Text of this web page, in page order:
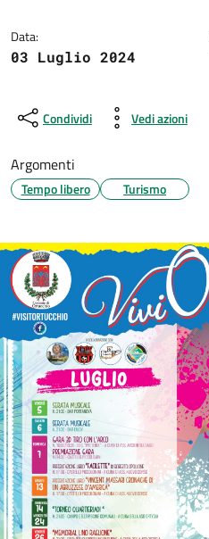
Data:
03 Luglio 2024
Condividi Vedi azioni
Argomenti
Tempo libero Turismo